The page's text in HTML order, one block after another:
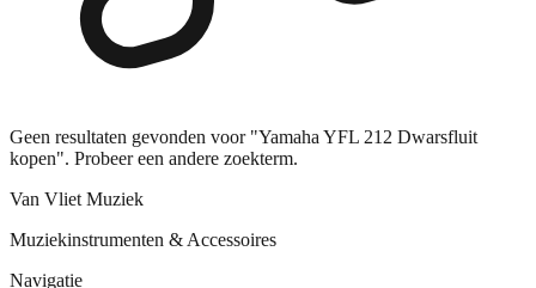
Geen resultaten gevonden voor "Yamaha YFL 212 Dwarsfluit
kopen". Probeer een andere zoekterm.
Van Vliet Muziek
Muziekinstrumenten & Accessoires
Navigatie